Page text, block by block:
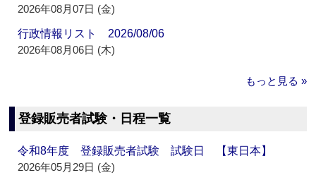
2026年08月07日 (金)
行政情報リスト 2026/08/06
2026年08月06日 (木)
もっと見る »
登録販売者試験・日程一覧
令和8年度 登録販売者試験 試験日 【東日本】
2026年05月29日 (金)